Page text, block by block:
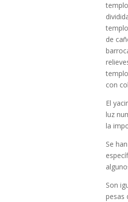
de
con
El
luz
la
Se
Son
pesas